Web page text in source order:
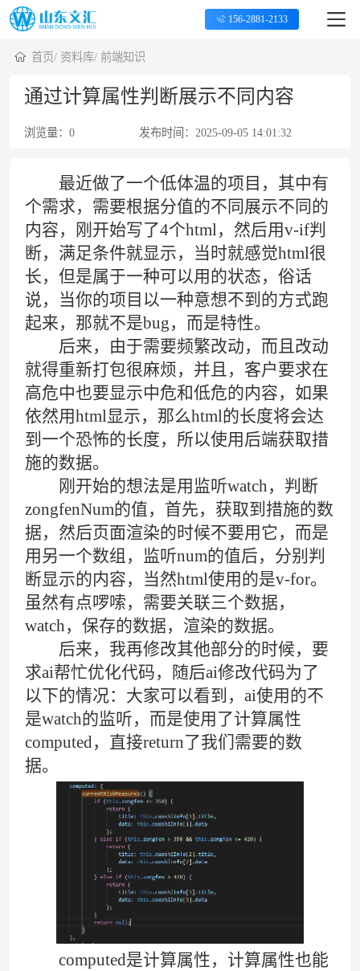
156-2881-2133
首页/ 资料库/ 前端知识
通过计算属性判断展示不同内容
浏览量： 0 发布时间： 2025-09-05 14:01:32
最近做了一个低体温的项目，其中有
个需求，需要根据分值的不同展示不同的
内容，刚开始写了4个html，然后用v-if判
断，满足条件就显示，当时就感觉html很
长，但是属于一种可以用的状态，俗话
说，当你的项目以一种意想不到的方式跑
起来，那就不是bug，而是特性。
后来，由于需要频繁改动，而且改动
就得重新打包很麻烦，并且，客户要求在
高危中也要显示中危和低危的内容，如果
依然用html显示，那么html的长度将会达
到一个恐怖的长度，所以使用后端获取措
施的数据。
刚开始的想法是用监听watch，判断
zongfenNum的值，首先，获取到措施的数
据，然后页面渲染的时候不要用它，而是
用另一个数组，监听num的值后，分别判
断显示的内容，当然html使用的是v-for。
虽然有点啰嗦，需要关联三个数据，
watch，保存的数据，渲染的数据。
后来，我再修改其他部分的时候，要
求ai帮忙优化代码，随后ai修改代码为了
以下的情况：大家可以看到，ai使用的不
是watch的监听，而是使用了计算属性
computed，直接return了我们需要的数
据。
computed是计算属性，计算属性也能